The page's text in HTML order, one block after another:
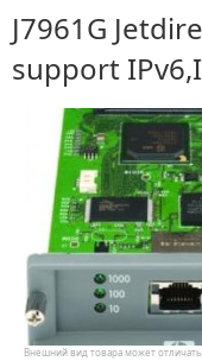
J7961G
support
Внешний вид товара может